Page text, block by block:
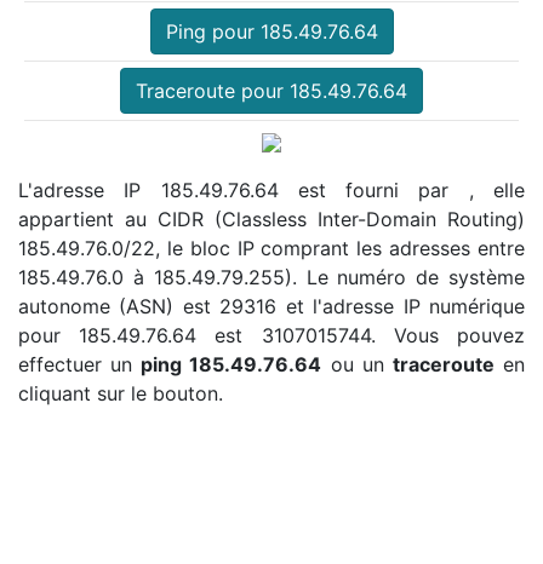
Ping pour 185.49.76.64
Traceroute pour 185.49.76.64
L'adresse IP 185.49.76.64 est fourni par , elle
appartient au CIDR (Classless Inter-Domain Routing)
185.49.76.0/22, le bloc IP comprant les adresses entre
185.49.76.0 à 185.49.79.255). Le numéro de système
autonome (ASN) est 29316 et l'adresse IP numérique
pour 185.49.76.64 est 3107015744. Vous pouvez
effectuer un ping 185.49.76.64 ou un traceroute en
cliquant sur le bouton.